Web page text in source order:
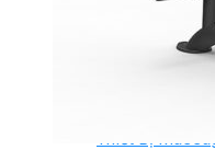
Giàn Tạ
Ghế Tập
Ghế Tập
Dụng
Thiết Bị